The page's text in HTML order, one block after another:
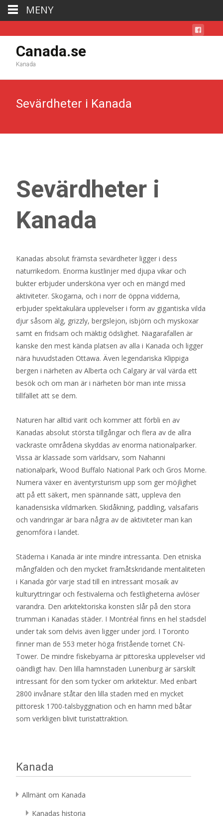
Canada.se
Kanada
Sevärdheter i Kanada
Sevärdheter i
Kanada
Kanadas absolut främsta sevärdheter ligger i dess
naturrikedom. Enorma kustlinjer med djupa vikar och
bukter erbjuder undersköna vyer och en mängd med
aktiviteter. Skogarna, och i norr de öppna vidderna,
erbjuder spektakulära upplevelser i form av gigantiska vilda
djur såsom älg, grizzly, bergslejon, isbjörn och myskoxar
samt en fridsam och mäktig ödslighet. Niagarafallen är
kanske den mest kända platsen av alla i Kanada och ligger
nära huvudstaden Ottawa. Även legendariska Klippiga
bergen i närheten av Alberta och Calgary är väl värda ett
besök och om man är i närheten bör man inte missa
tillfället att se dem.
Naturen har alltid varit och kommer att förbli en av
Kanadas absolut största tillgångar och flera av de allra
vackraste områdena skyddas av enorma nationalparker.
Vissa är klassade som världsarv, som Nahanni
nationalpark, Wood Buffalo National Park och Gros Morne.
Numera växer en äventyrsturism upp som ger möjlighet
att på ett säkert, men spännande sätt, uppleva den
kanadensiska vildmarken. Skidåkning, paddling, valsafaris
och vandringar är bara några av de aktiviteter man kan
genomföra i landet.
Städerna i Kanada är inte mindre intressanta. Den etniska
mångfalden och den mycket framåtskridande mentaliteten
i Kanada gör varje stad till en intressant mosaik av
kulturyttringar och festivalerna och festligheterna avlöser
varandra. Den arkitektoriska konsten slår på den stora
trumman i Kanadas städer. I Montréal finns en hel stadsdel
under tak som delvis även ligger under jord. I Toronto
finner man de 553 meter höga fristående tornet CN-
Tower. De mindre fiskebyarna är pittoreska upplevelser vid
oändligt hav. Den lilla hamnstaden Lunenburg är särskilt
intressant för den som tycker om arkitektur. Med enbart
2800 invånare ståtar den lilla staden med en mycket
pittoresk 1700-talsbyggnation och en hamn med båtar
som verkligen blivit turistattraktion.
Kanada
Allmänt om Kanada
Kanadas historia
MENY